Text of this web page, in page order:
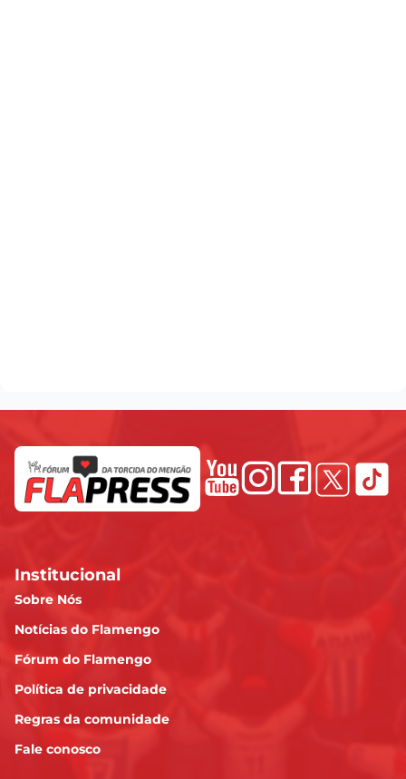
Institucional
Sobre Nós
Notícias do Flamengo
Fórum do Flamengo
Política de privacidade
Regras da comunidade
Fale conosco